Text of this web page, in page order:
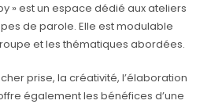
» est un espace dédié aux ateliers
de parole. Elle est modulable
et les thématiques abordées.
prise, la créativité, l’élaboration
également les bénéfices d’une